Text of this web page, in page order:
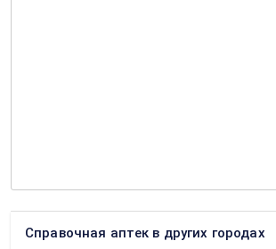
Справочная аптек в других городах